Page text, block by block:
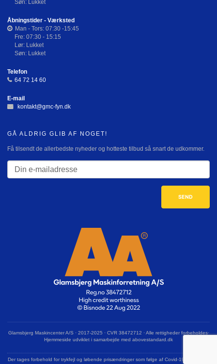
Søn: Lukket
Åbningstider - Værksted
Man - Tors: 07:30 -15:45
Fre: 07:30 - 15:15
Lør: Lukket
Søn: Lukket
Telefon
64 72 14 60
E-mail
kontakt@gmc-fyn.dk
GÅ ALDRIG GLIB AF NOGET!
Få tilsendt de allerbedste nyheder og hotteste tilbud så snart de udkommer.
Glamsbjerg Maskincenter A/S · 2017-2025 · CVR 38472712 · Alle rettigheder forbeholdes·
Hjemmeside udviklet i samarbejde med abovestandard.dk
Der tages forbehold for trykfejl og løbende prisændringer som følge af Covid-19 og krigen i